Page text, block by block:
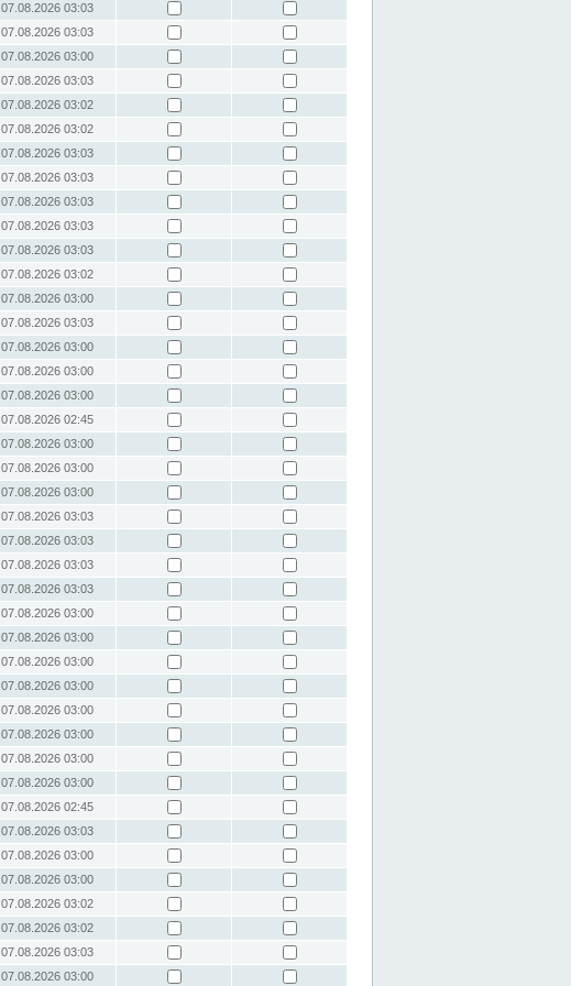
07.08.2026 03:03
07.08.2026 03:03
07.08.2026 03:00
07.08.2026 03:03
07.08.2026 03:02
07.08.2026 03:02
07.08.2026 03:03
07.08.2026 03:03
07.08.2026 03:03
07.08.2026 03:03
07.08.2026 03:03
07.08.2026 03:02
07.08.2026 03:00
07.08.2026 03:03
07.08.2026 03:00
07.08.2026 03:00
07.08.2026 03:00
07.08.2026 02:45
07.08.2026 03:00
07.08.2026 03:00
07.08.2026 03:00
07.08.2026 03:03
07.08.2026 03:03
07.08.2026 03:03
07.08.2026 03:03
07.08.2026 03:00
07.08.2026 03:00
07.08.2026 03:00
07.08.2026 03:00
07.08.2026 03:00
07.08.2026 03:00
07.08.2026 03:00
07.08.2026 03:00
07.08.2026 02:45
07.08.2026 03:03
07.08.2026 03:00
07.08.2026 03:00
07.08.2026 03:02
07.08.2026 03:02
07.08.2026 03:03
07.08.2026 03:00